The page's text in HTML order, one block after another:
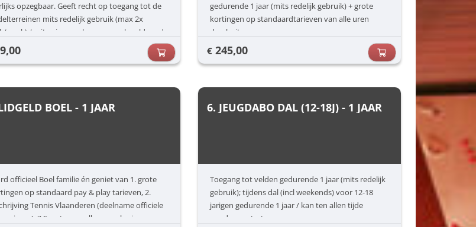
opzegbaar. Geeft recht op toegang tot de
mits redelijk gebruik (max 2x
week) / mits nieuwe abonnees ook voldoende
spelen én onder voorbehoud van
no-show. Deze kan ten allen tijde
gedurende 1 jaar (mits redelijk gebruik) + grote
kortingen op standaardtarieven van alle uren
daarbuiten.
€ 245,00
BOEL - 1 JAAR
officieel Boel familie én geniet van 1. grote
op standaard pay & play tarieven, 2.
Tennis Vlaanderen (deelname officiele
3 Sportongevallenverzekering,
6. JEUGDABO DAL (12-18J) - 1 JAAR
Toegang tot velden gedurende 1 jaar (mits redelijk
gebruik); tijdens dal (incl weekends) voor 12-18
jarigen gedurende 1 jaar / kan ten allen tijde
worden gestart